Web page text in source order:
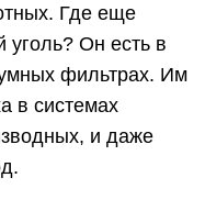
Где еще
уголь? Он есть в
фильтрах. Им
в системах
и даже